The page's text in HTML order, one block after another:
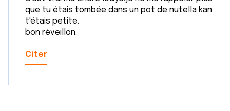
que tu étais tombée dans un pot de nutella kan
t'étais petite.
bon réveillon.
Citer